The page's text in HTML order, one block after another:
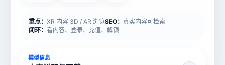
重点： XR 内容 3D / AR 浏览SEO： 真实内容可检索
闭环： 看内容、登录、充值、解锁
模型信息